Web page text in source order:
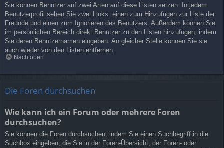
Sie können Benutzer auf zwei Arten auf diese Listen setzen: In jedem
Benutzerprofil sehen Sie zwei Links: einen zum Hinzufügen zur Liste der
Freunde und einen zum Ignorieren des Benutzers. Außerdem können Sie
im persönlichen Bereich direkt Benutzer zu den Listen hinzufügen, indem
Sie deren Benutzernamen eingeben. An gleicher Stelle können Sie sie
auch wieder von den Listen entfernen.
Nach oben
Die Foren durchsuchen
Wie kann ich ein Forum oder mehrere Foren
durchsuchen?
Sie können die Foren durchsuchen, indem Sie einen Suchbegriff in die
Suchbox eingeben, die Sie in der Foren-Übersicht, der Foren- oder